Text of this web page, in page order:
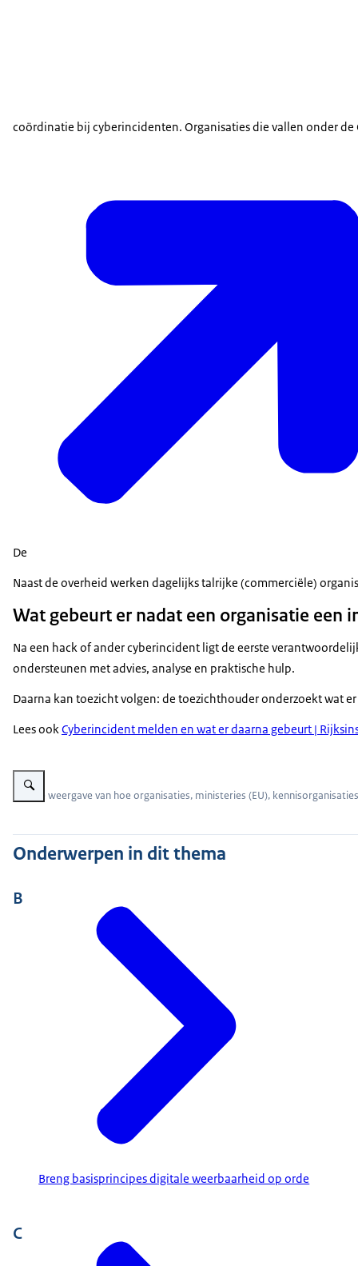
coördinatie bij cyberincidenten. Organisaties die vallen onder
De
Naast de overheid werken dagelijks talrijke (commerciële)
Wat gebeurt er nadat een organisatie een
Na een hack of ander cyberincident ligt de eerste
ondersteunen met advies, analyse en praktische hulp.
Daarna kan toezicht volgen: de toezichthouder onderzoekt wat
Lees ookCyberincident melden en wat er daarna gebeurt |
Vergroot afbeelding Visuele weergave van hoe organisaties, ministeries
Visuele weergave van hoe organisaties, ministeries (EU),
Onderwerpen in dit thema
B
Breng basisprincipes digitale weerbaarheid op orde
C